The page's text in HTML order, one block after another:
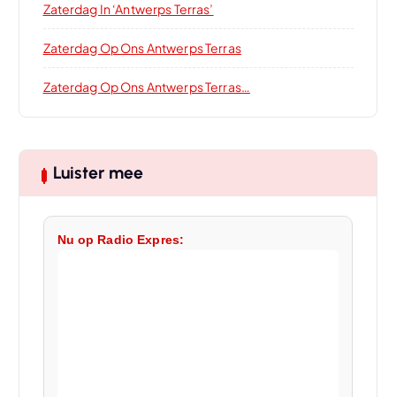
Zaterdag In ‘Antwerps Terras’
Zaterdag Op Ons Antwerps Terras
Zaterdag Op Ons Antwerps Terras…
Luister mee
Nu op Radio Expres: